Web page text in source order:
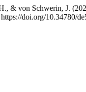
& von Schwerin, J.
doi.org/10.34780/